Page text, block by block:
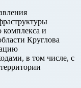
комплекса и
Круглова
в том числе, с